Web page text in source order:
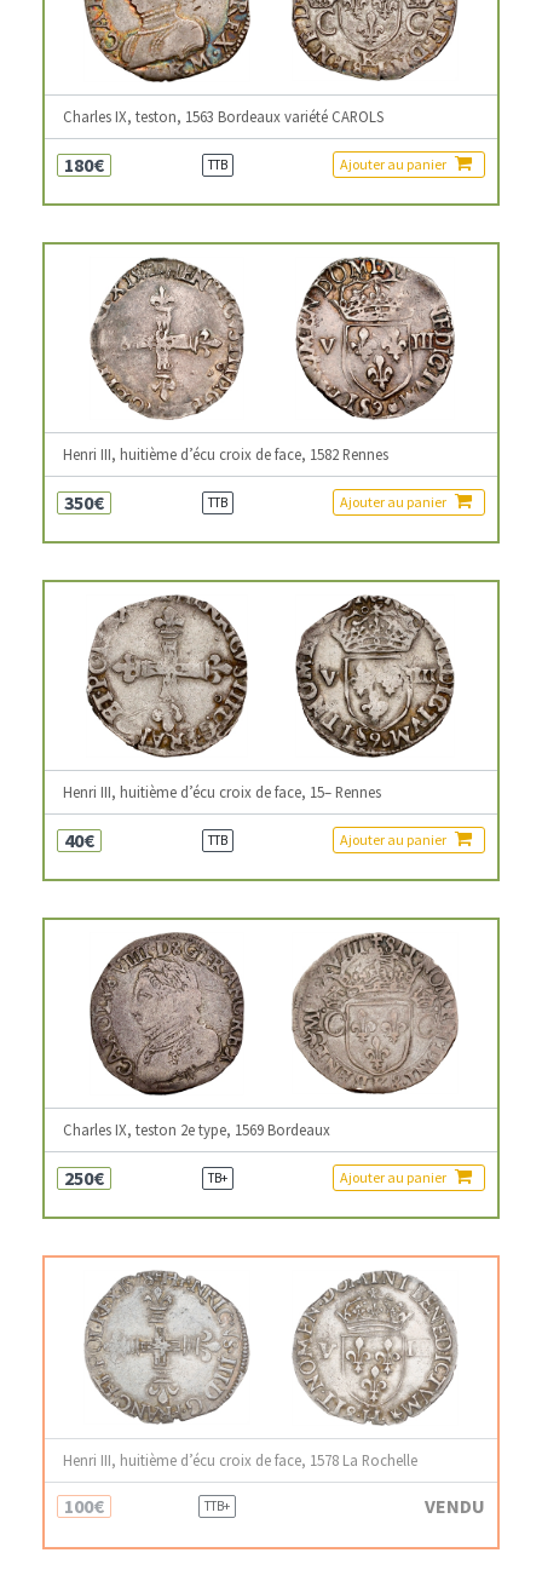
Charles IX, teston, 1563 Bordeaux variété CAROLS
180€ TTB Ajouter au panier
Henri III, huitième d’écu croix de face, 1582 Rennes
350€ TTB Ajouter au panier
Henri III, huitième d’écu croix de face, 15– Rennes
40€ TTB Ajouter au panier
Charles IX, teston 2e type, 1569 Bordeaux
250€ TB+ Ajouter au panier
Henri III, huitième d’écu croix de face, 1578 La Rochelle
100€ TTB+ VENDU